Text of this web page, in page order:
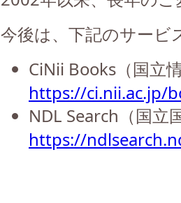
今後は、下記のサービ
CiNii Books（国立
https://ci.nii.ac.jp/
NDL Search（国立
https://